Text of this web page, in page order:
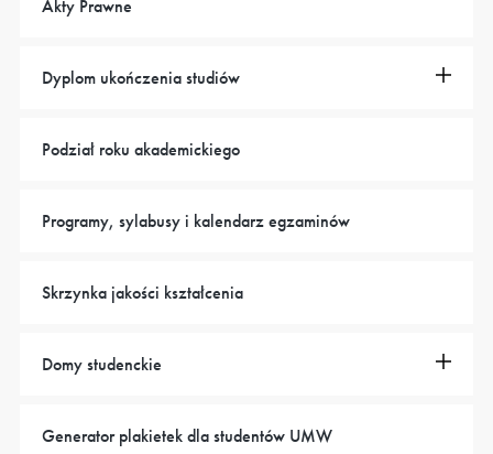
Akty Prawne
Dyplom ukończenia studiów
Podział roku akademickiego
Programy, sylabusy i kalendarz egzaminów
Skrzynka jakości kształcenia
Domy studenckie
Generator plakietek dla studentów UMW